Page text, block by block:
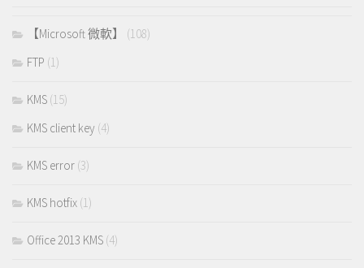
【Microsoft 微軟】
(108)
FTP (1)
KMS (15)
KMS client key (4)
KMS error (3)
KMS hotfix (1)
Office 2013 KMS (4)